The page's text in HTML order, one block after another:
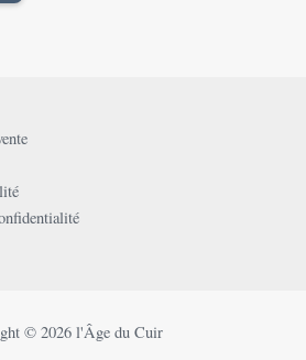
© 2026 l'Âge du Cuir